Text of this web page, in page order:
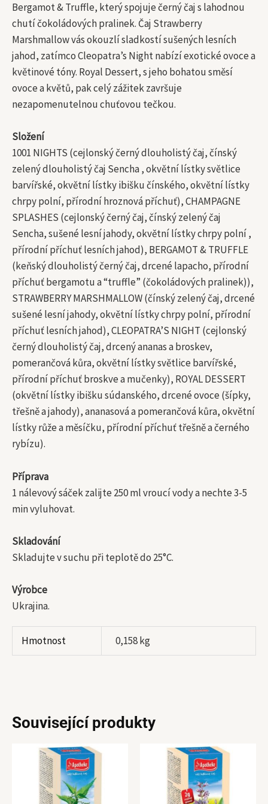
Bergamot & Truffle, který spojuje černý čaj s lahodnou
chutí čokoládových pralinek. Čaj Strawberry
Marshmallow vás okouzlí sladkostí sušených lesních
jahod, zatímco Cleopatra’s Night nabízí exotické ovoce a
květinové tóny. Royal Dessert, s jeho bohatou směsí
ovoce a květů, pak celý zážitek završuje
nezapomenutelnou chuťovou tečkou.
Složení
1001 NIGHTS (cejlonský černý dlouholistý čaj, čínský
zelený dlouholistý čaj Sencha , okvětní lístky světlice
barvířské, okvětní lístky ibišku čínského, okvětní lístky
chrpy polní, přírodní hroznová příchuť), CHAMPAGNE
SPLASHES (cejlonský černý čaj, čínský zelený čaj
Sencha, sušené lesní jahody, okvětní lístky chrpy polní ,
přírodní příchuť lesních jahod), BERGAMOT & TRUFFLE
(keňský dlouholistý černý čaj, drcené lapacho, přírodní
příchuť bergamotu a “truffle” (čokoládových pralinek)),
STRAWBERRY MARSHMALLOW (čínský zelený čaj, drcené
sušené lesní jahody, okvětní lístky chrpy polní, přírodní
příchuť lesních jahod), CLEOPATRA’S NIGHT (cejlonský
černý dlouholistý čaj, drcený ananas a broskev,
pomerančová kůra, okvětní lístky světlice barvířské,
přírodní příchuť broskve a mučenky), ROYAL DESSERT
(okvětní lístky ibišku súdanského, drcené ovoce (šípky,
třešně a jahody), ananasová a pomerančová kůra, okvětní
lístky růže a měsíčku, přírodní příchuť třešně a černého
rybízu).
Příprava
1 nálevový sáček zalijte 250 ml vroucí vody a nechte 3-5
min vyluhovat.
Skladování
Skladujte v suchu při teplotě do 25°C.
Výrobce
Ukrajina.
Hmotnost 0,158 kg
Související produkty